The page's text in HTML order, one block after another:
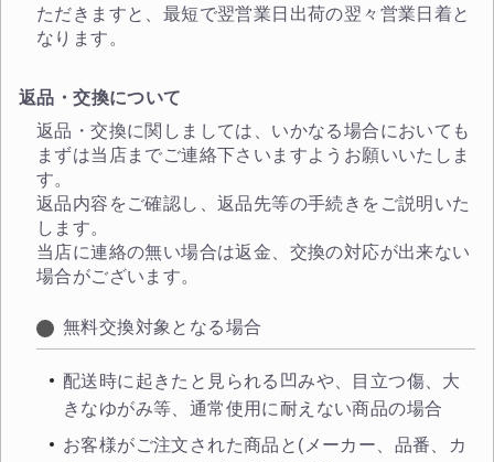
ただきますと、最短で翌営業日出荷の翌々営業日着と
なります。
返品・交換について
返品・交換に関しましては、いかなる場合においても
まずは当店までご連絡下さいますようお願いいたしま
す。
返品内容をご確認し、返品先等の手続きをご説明いた
します。
当店に連絡の無い場合は返金、交換の対応が出来ない
場合がございます。
無料交換対象となる場合
配送時に起きたと見られる凹みや、目立つ傷、大
きなゆがみ等、通常使用に耐えない商品の場合
お客様がご注文された商品と(メーカー、品番、カ